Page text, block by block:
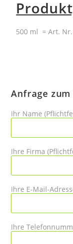
500 ml = Art.
Anfrage
Ihr Name
Ihre Firma
Ihre E-Mail-
Ihre